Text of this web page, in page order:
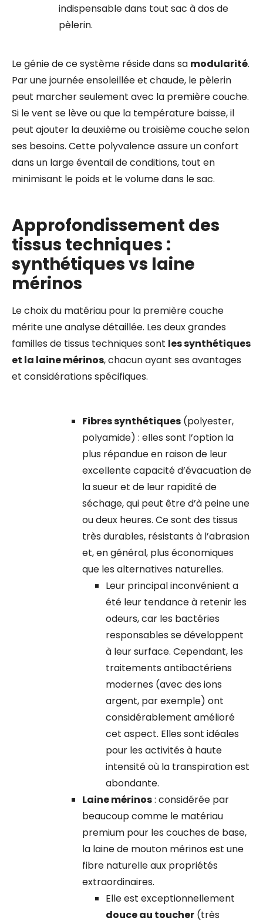
indispensable dans tout sac à dos de
pèlerin.
Le génie de ce système réside dans sa modularité.
Par une journée ensoleillée et chaude, le pèlerin
peut marcher seulement avec la première couche.
Si le vent se lève ou que la température baisse, il
peut ajouter la deuxième ou troisième couche selon
ses besoins. Cette polyvalence assure un confort
dans un large éventail de conditions, tout en
minimisant le poids et le volume dans le sac.
Approfondissement des
tissus techniques :
synthétiques vs laine
mérinos
Le choix du matériau pour la première couche
mérite une analyse détaillée. Les deux grandes
familles de tissus techniques sont les synthétiques
et la laine mérinos, chacun ayant ses avantages
et considérations spécifiques.
Fibres synthétiques (polyester,
polyamide) : elles sont l’option la
plus répandue en raison de leur
excellente capacité d’évacuation de
la sueur et de leur rapidité de
séchage, qui peut être d’à peine une
ou deux heures. Ce sont des tissus
très durables, résistants à l’abrasion
et, en général, plus économiques
que les alternatives naturelles.
Leur principal inconvénient a
été leur tendance à retenir les
odeurs, car les bactéries
responsables se développent
à leur surface. Cependant, les
traitements antibactériens
modernes (avec des ions
argent, par exemple) ont
considérablement amélioré
cet aspect. Elles sont idéales
pour les activités à haute
intensité où la transpiration est
abondante.
Laine mérinos: considérée par
beaucoup comme le matériau
premium pour les couches de base,
la laine de mouton mérinos est une
fibre naturelle aux propriétés
extraordinaires.
Elle est exceptionnellement
douce au toucher (très